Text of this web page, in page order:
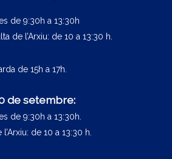
de 9:30h a 13:30h
de l’Arxiu: de 10 a 13:30 h.
de 15h a 17h.
de setembre:
de 9:30h a 13:30h.
de 10 a 13:30 h.